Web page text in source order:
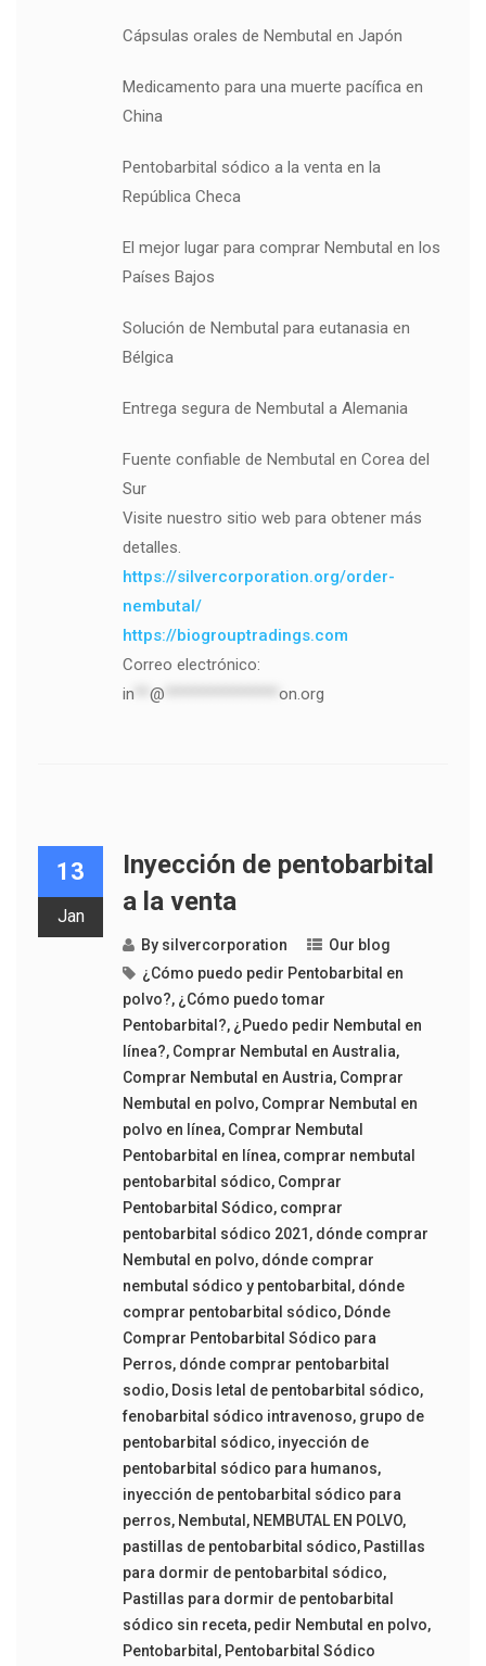
Cápsulas orales de Nembutal en Japón
Medicamento para una muerte pacífica en
China
Pentobarbital sódico a la venta en la
República Checa
El mejor lugar para comprar Nembutal en los
Países Bajos
Solución de Nembutal para eutanasia en
Bélgica
Entrega segura de Nembutal a Alemania
Fuente confiable de Nembutal en Corea del
Sur
Visite nuestro sitio web para obtener más
detalles.
https://silvercorporation.org/order-
nembutal/
https://biogrouptradings.com
Correo electrónico:
in
@ on.org
13
Jan
Inyección de pentobarbital
a la venta
By silvercorporation
Our blog
¿Cómo puedo pedir Pentobarbital en
polvo?, ¿Cómo puedo tomar
Pentobarbital?, ¿Puedo pedir Nembutal en
línea?, Comprar Nembutal en Australia,
Comprar Nembutal en Austria, Comprar
Nembutal en polvo, Comprar Nembutal en
polvo en línea, Comprar Nembutal
Pentobarbital en línea, comprar nembutal
pentobarbital sódico, Comprar
Pentobarbital Sódico, comprar
pentobarbital sódico 2021 , dónde comprar
Nembutal en polvo, dónde comprar
nembutal sódico y pentobarbital , dónde
comprar pentobarbital sódico, Dónde
Comprar Pentobarbital Sódico para
Perros, dónde comprar pentobarbital
sodio, Dosis letal de pentobarbital sódico,
fenobarbital sódico intravenoso, grupo de
pentobarbital sódico, inyección de
pentobarbital sódico para humanos,
inyección de pentobarbital sódico para
perros, Nembutal , NEMBUTAL EN POLVO,
pastillas de pentobarbital sódico, Pastillas
para dormir de pentobarbital sódico,
Pastillas para dormir de pentobarbital
sódico sin receta, pedir Nembutal en polvo,
Pentobarbital , Pentobarbital Sódico